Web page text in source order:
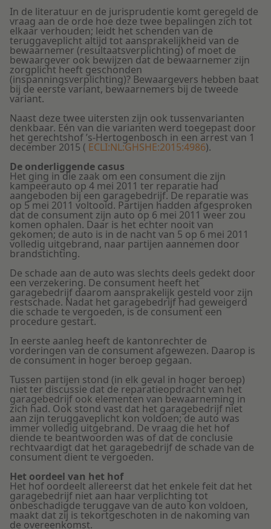
In de literatuur en de jurisprudentie komt geregeld de
vraag aan de orde hoe deze twee bepalingen zich tot
elkaar verhouden; leidt het schenden van de
teruggaveplicht altijd tot aansprakelijkheid van de
bewaarnemer (resultaatsverplichting) of moet de
bewaargever ook bewijzen dat de bewaarnemer zijn
zorgplicht heeft geschonden
(inspanningsverplichting)? Bewaargevers hebben baat
bij de eerste variant, bewaarnemers bij de tweede
variant.
Naast deze twee uitersten zijn ook tussenvarianten
denkbaar. Eén van die varianten werd toegepast door
het gerechtshof ’s-Hertogenbosch in een arrest van 1
december 2015 ( ECLI:NL:GHSHE:2015:4986).
De onderliggende casus
Het ging in die zaak om een consument die zijn
kampeerauto op 4 mei 2011 ter reparatie had
aangeboden bij een garagebedrijf. De reparatie was
op 5 mei 2011 voltooid. Partijen hadden afgesproken
dat de consument zijn auto op 6 mei 2011 weer zou
komen ophalen. Daar is het echter nooit van
gekomen; de auto is in de nacht van 5 op 6 mei 2011
volledig uitgebrand, naar partijen aannemen door
brandstichting.
De schade aan de auto was slechts deels gedekt door
een verzekering. De consument heeft het
garagebedrijf daarom aansprakelijk gesteld voor zijn
restschade. Nadat het garagebedrijf had geweigerd
die schade te vergoeden, is de consument een
procedure gestart.
In eerste aanleg heeft de kantonrechter de
vorderingen van de consument afgewezen. Daarop is
de consument in hoger beroep gegaan.
Tussen partijen stond (in elk geval in hoger beroep)
niet ter discussie dat de reparatieopdracht van het
garagebedrijf ook elementen van bewaarneming in
zich had. Ook stond vast dat het garagebedrijf niet
aan zijn teruggaveplicht kon voldoen; de auto was
immer volledig uitgebrand. De vraag die het hof
diende te beantwoorden was of dat de conclusie
rechtvaardigt dat het garagebedrijf de schade van de
consument dient te vergoeden.
Het oordeel van het hof
Het hof oordeelt allereerst dat het enkele feit dat het
garagebedrijf niet aan haar verplichting tot
onbeschadigde teruggave van de auto kon voldoen,
maakt dat zij is tekortgeschoten in de nakoming van
de overeenkomst.